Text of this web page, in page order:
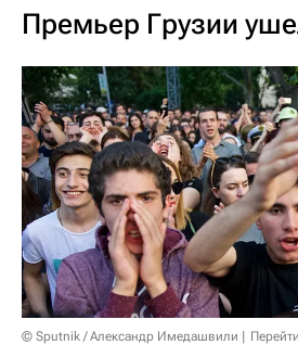
Премьер Грузии
© Sputnik / Александр Имедашвили